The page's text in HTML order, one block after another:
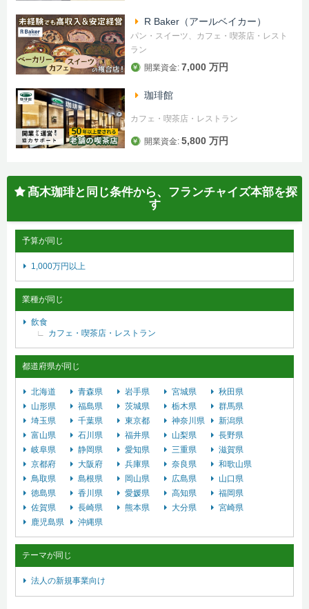
R Baker（アールベイカー）
パン・スイーツ、カフェ・喫茶店・レスト
ラン
開業資金: 7,000 万円
珈琲館
カフェ・喫茶店・レストラン
開業資金: 5,800 万円
髙木珈琲と同じ条件から、フランチャイズ本部を探
す
予算が同じ
1,000万円以上
業種が同じ
飲食
カフェ・喫茶店・レストラン
都道府県が同じ
北海道 青森県 岩手県 宮城県
秋田県
山形県
福島県 茨城県 栃木県
群馬県
埼玉県
千葉県 東京都 神奈川県
新潟県
富山県
石川県 福井県 山梨県
長野県
岐阜県
静岡県 愛知県 三重県
滋賀県
京都府
大阪府 兵庫県 奈良県
和歌山県
鳥取県
島根県 岡山県 広島県
山口県
徳島県
香川県 愛媛県 高知県
福岡県
佐賀県
長崎県 熊本県 大分県
宮崎県
鹿児島県
沖縄県
テーマが同じ
法人の新規事業向け